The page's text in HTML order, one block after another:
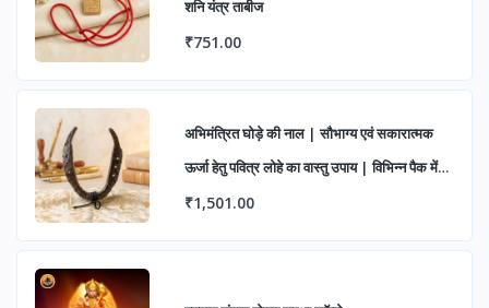
शनि यंत्र ताबीज
₹751.00
अभिमंत्रित घोड़े की नाल | सौभाग्य एवं सकारात्मक
ऊर्जा हेतु पवित्र लोहे का वास्तु उपाय | विभिन्न पैक में
उपलब्ध
₹1,501.00